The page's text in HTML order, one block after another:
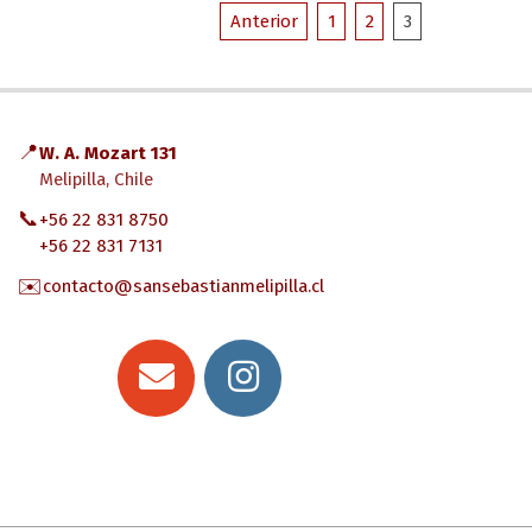
06
Paginación
Anterior 1 2 3
📍W. A. Mozart 131
Melipilla, Chile
📞+56 22 831 8750
+56 22 831 7131
✉️contacto@sansebastianmelipilla.cl